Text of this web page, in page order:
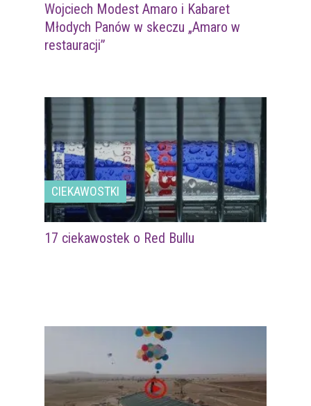
Wojciech Modest Amaro i Kabaret
Młodych Panów w skeczu „Amaro w
restauracji”
CIEKAWOSTKI
17 ciekawostek o Red Bullu